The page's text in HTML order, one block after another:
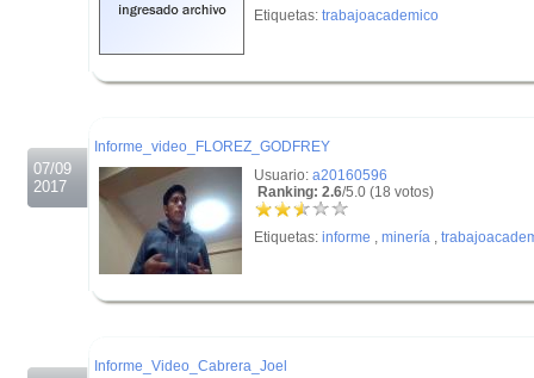
Etiquetas: trabajoacademico
07/09
2017
Informe_video_FLOREZ_GODFREY
Usuario: a20160596
Ranking: 2.6/5.0 (18 votos)
Etiquetas: informe , minería ,
Informe_Video_Cabrera_Joel